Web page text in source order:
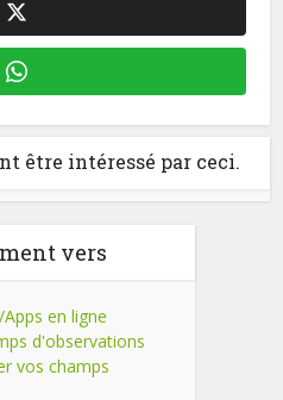
être intéressé par ceci.
vers
en ligne
d'observations
vos champs